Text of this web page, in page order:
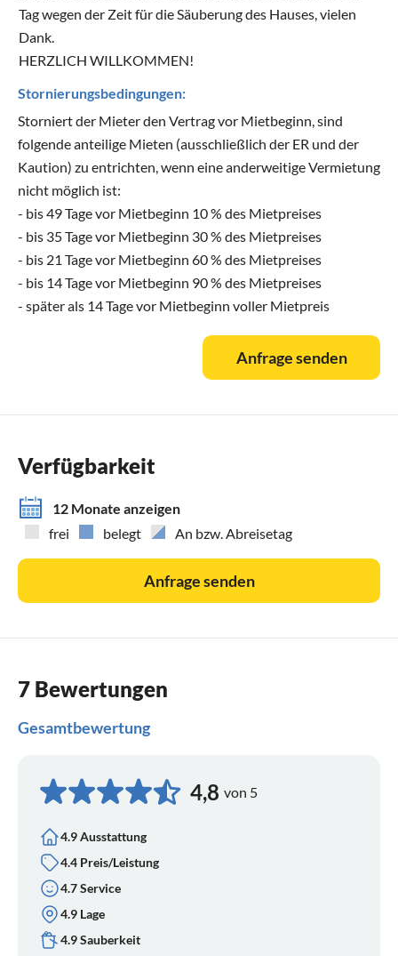
Tag wegen der Zeit für die Säuberung des Hauses, vielen
Dank.
HERZLICH WILLKOMMEN!
Stornierungsbedingungen:
Storniert der Mieter den Vertrag vor Mietbeginn, sind
folgende anteilige Mieten (ausschließlich der ER und der
Kaution) zu entrichten, wenn eine anderweitige Vermietung
nicht möglich ist:
- bis 49 Tage vor Mietbeginn 10 % des Mietpreises
- bis 35 Tage vor Mietbeginn 30 % des Mietpreises
- bis 21 Tage vor Mietbeginn 60 % des Mietpreises
- bis 14 Tage vor Mietbeginn 90 % des Mietpreises
- später als 14 Tage vor Mietbeginn voller Mietpreis
Anfrage senden
Verfügbarkeit
12 Monate anzeigen
frei
belegt An bzw. Abreisetag
Anfrage senden
7 Bewertungen
Gesamtbewertung
4,8 von 5
4.9 Ausstattung
4.4 Preis/Leistung
4.7 Service
4.9 Lage
4.9 Sauberkeit